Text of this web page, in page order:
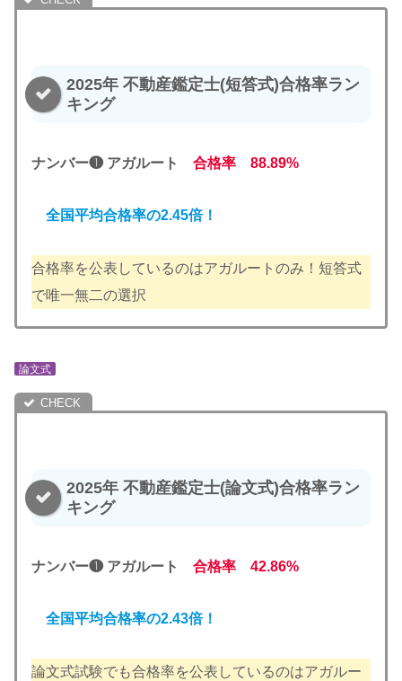
2025年 不動産鑑定士(短答式)合格率ラン
キング
ナンバー❶ アガルート 合格率 88.89%
全国平均合格率の2.45倍！
合格率を公表しているのはアガルートのみ！短答式
で唯一無二の選択
論文式
2025年 不動産鑑定士(論文式)合格率ラン
キング
ナンバー❶ アガルート 合格率 42.86%
全国平均合格率の2.43倍！
論文式試験でも合格率を公表しているのはアガルー